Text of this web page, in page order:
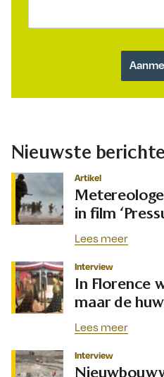
Nieuwste
Artikel
in film
Lees meer
Interview
In Florence
maar de
Lees meer
Interview